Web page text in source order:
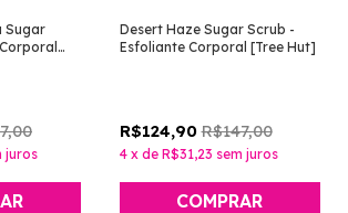
Sugar
juros
Desert Haze Sugar Scrub -
Esfoliante Corporal [Tree Hut]
R$124,90 R$147,00
4 x de R$31,23 sem juros